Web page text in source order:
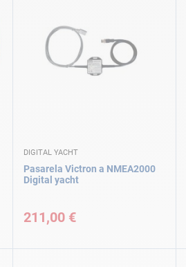
DIGITAL YACHT
Pasarela Victron a NMEA2000
Digital yacht
211,00 €